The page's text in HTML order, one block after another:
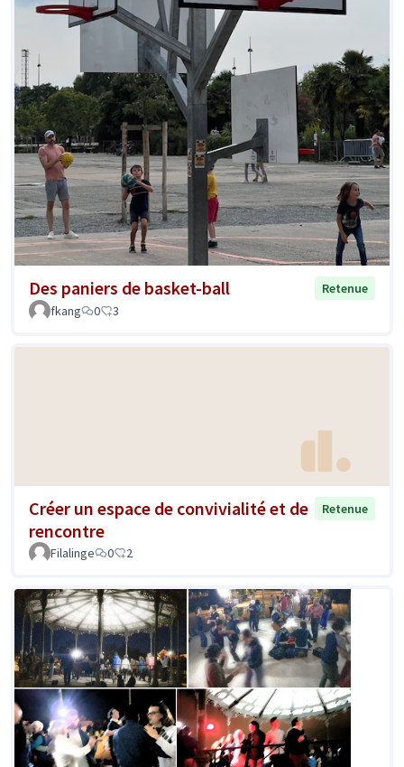
Des paniers de basket-ball
Retenue
fkang
0 3
Créer un espace de convivialité et de
rencontre
Retenue
Filalinge 0 2